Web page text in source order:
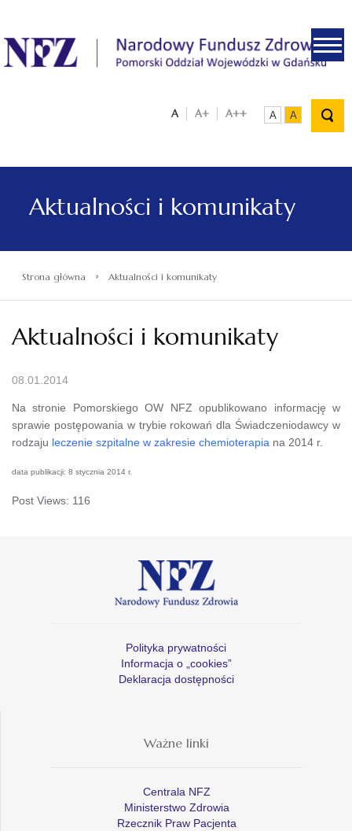
.
A A+ A++ A A
Aktualności i komunikaty
Strona główna › Aktualności i komunikaty
Aktualności i komunikaty
08.01.2014
Na stronie Pomorskiego OW NFZ opublikowano informację w
sprawie postępowania w trybie rokowań dla Świadczeniodawcy w
rodzaju leczenie szpitalne w zakresie chemioterapia na 2014 r.
data publikacji: 8 stycznia 2014 r.
Post Views: 116
Polityka prywatności
Informacja o „cookies”
Deklaracja dostępności
Ważne linki
Centrala NFZ
Ministerstwo Zdrowia
Rzecznik Praw Pacjenta